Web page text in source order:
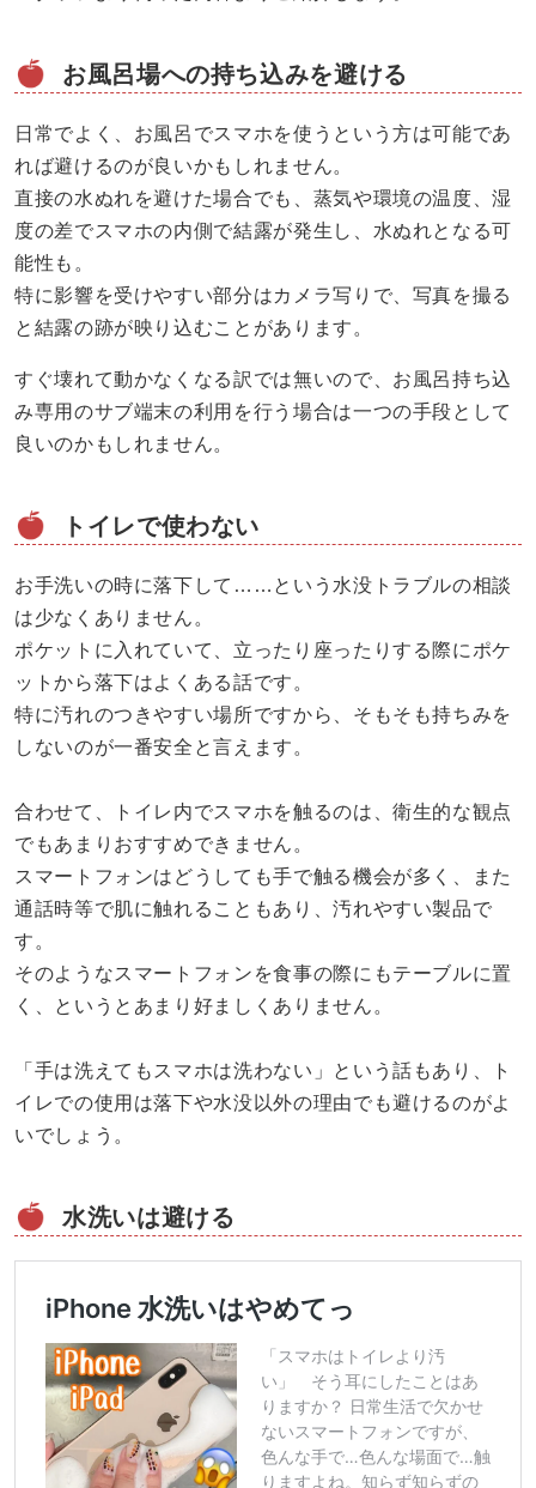
お風呂場への持ち込みを避ける
日常でよく、お風呂でスマホを使うという方は可能であ
れば避けるのが良いかもしれません。
直接の水ぬれを避けた場合でも、蒸気や環境の温度、湿
度の差でスマホの内側で結露が発生し、水ぬれとなる可
能性も。
特に影響を受けやすい部分はカメラ写りで、写真を撮る
と結露の跡が映り込むことがあります。
すぐ壊れて動かなくなる訳では無いので、お風呂持ち込
み専用のサブ端末の利用を行う場合は一つの手段として
良いのかもしれません。
トイレで使わない
お手洗いの時に落下して……という水没トラブルの相談
は少なくありません。
ポケットに入れていて、立ったり座ったりする際にポケ
ットから落下はよくある話です。
特に汚れのつきやすい場所ですから、そもそも持ちみを
しないのが一番安全と言えます。
合わせて、トイレ内でスマホを触るのは、衛生的な観点
でもあまりおすすめできません。
スマートフォンはどうしても手で触る機会が多く、また
通話時等で肌に触れることもあり、汚れやすい製品で
す。
そのようなスマートフォンを食事の際にもテーブルに置
く、というとあまり好ましくありません。
「手は洗えてもスマホは洗わない」という話もあり、ト
イレでの使用は落下や水没以外の理由でも避けるのがよ
いでしょう。
水洗いは避ける